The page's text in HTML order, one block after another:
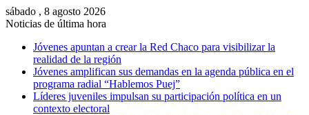
sábado , 8 agosto 2026
Noticias de última hora
Jóvenes apuntan a crear la Red Chaco para visibilizar la
realidad de la región
Jóvenes amplifican sus demandas en la agenda pública en el
programa radial “Hablemos Puej”
Líderes juveniles impulsan su participación política en un
contexto electoral